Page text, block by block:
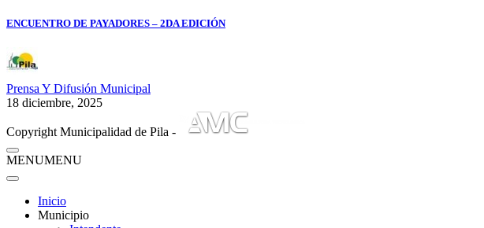
ENCUENTRO DE PAYADORES – 2DA EDICIÓN
Prensa Y Difusión Municipal
18 diciembre, 2025
Copyright Municipalidad de Pila -
MENUMENU
Inicio
Municipio